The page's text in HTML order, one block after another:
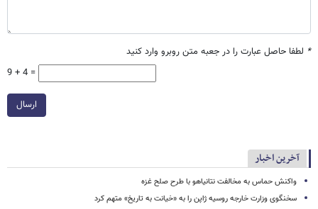
* لطفا حاصل عبارت را در جعبه متن روبرو وارد کنید
9 + 4 =
ارسال
آخرین اخبار
واکنش حماس به مخالفت نتانیاهو با طرح صلح غزه
سخنگوی وزارت خارجه روسیه ژاپن را به «خیانت به تاریخ» متهم کرد